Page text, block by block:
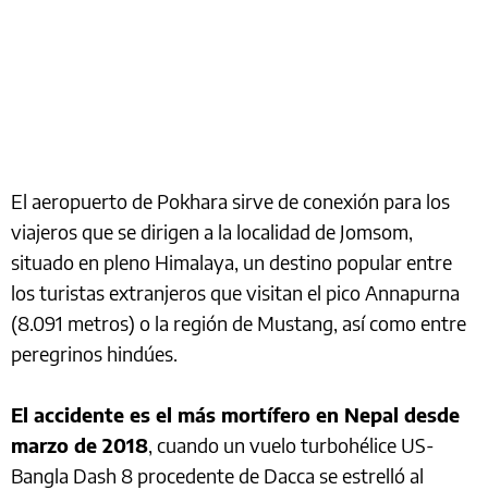
El aeropuerto de Pokhara sirve de conexión para los
viajeros que se dirigen a la localidad de Jomsom,
situado en pleno Himalaya, un destino popular entre
los turistas extranjeros que visitan el pico Annapurna
(8.091 metros) o la región de Mustang, así como entre
peregrinos hindúes.
El accidente es el más mortífero en Nepal desde
marzo de 2018, cuando un vuelo turbohélice US-
Bangla Dash 8 procedente de Dacca se estrelló al